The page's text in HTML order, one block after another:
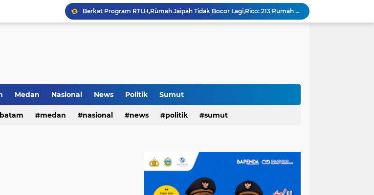
Berkat Program RTLH,Rùmah Jaipah Tidak Bocor Lagi,Rico: 213 Rumah Direnovasi....
Terkait Dugaan Pengutipan,Lurah AUR Dinonaktifkan...
Pemko Medan Raih Piagam Penghargaan Peringkat II Dari BKN
Festival Tao Toba Joujou 2026 di Pangururan,Dimeriahkan Festival Ulos Boruni Raja dan Kopi Para Raja...
Medan Nasional News Politik Sumut
medan nasional news politik sumut